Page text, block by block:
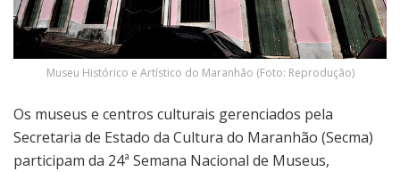
Museu Histórico e Artístico do Maranhão (Foto: Reprodução)
Os museus e centros culturais gerenciados pela
Secretaria de Estado da Cultura do Maranhão (Secma)
participam da 24ª Semana Nacional de Museus,